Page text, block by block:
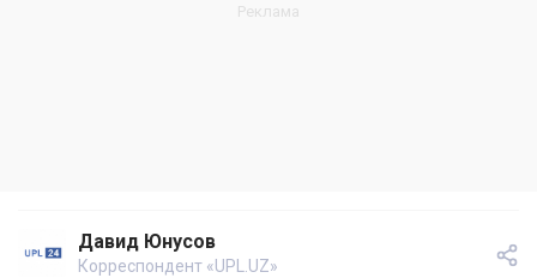
Давид Юнусов
Корреспондент «UPL.UZ»